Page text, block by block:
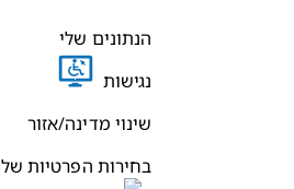
הנתונים שלי
נגישות
שינוי מדינה/אזור
בחירות הפרטיות